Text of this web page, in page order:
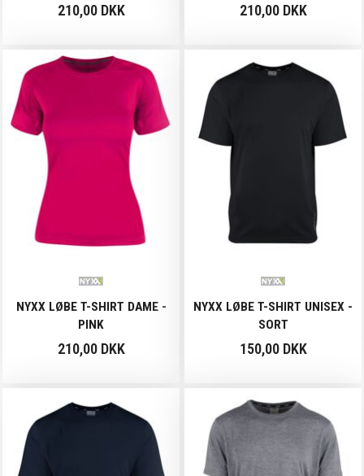
210,00 DKK 210,00 DKK
NYXX LØBE T-SHIRT DAME -
PINK
210,00 DKK
NYXX LØBE T-SHIRT UNISEX -
SORT
150,00 DKK